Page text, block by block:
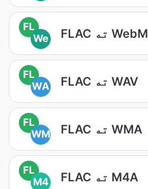
FL
We
FLAC ته WebM
FL
WA
FLAC ته WAV
FL
WM
FLAC ته WMA
FL
M4
FLAC ته M4A